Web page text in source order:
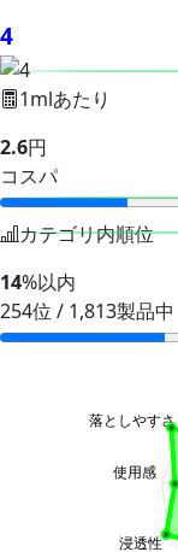
4
1mlあたり
2.6円
コスパ
カテゴリ内順位
14%以内
254位 / 1,813製品中